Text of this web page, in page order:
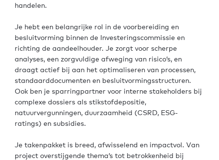
handelen.
Je hebt een belangrijke rol in de voorbereiding en
besluitvorming binnen de Investeringscommissie en
richting de aandeelhouder. Je zorgt voor scherpe
analyses, een zorgvuldige afweging van risico’s, en
draagt actief bij aan het optimaliseren van processen,
standaarddocumenten en besluitvormingsstructuren.
Ook ben je sparringpartner voor interne stakeholders bij
complexe dossiers als stikstofdepositie,
natuurvergunningen, duurzaamheid (CSRD, ESG-
ratings) en subsidies.
Je takenpakket is breed, afwisselend en impactvol. Van
project overstijgende thema’s tot betrokkenheid bij